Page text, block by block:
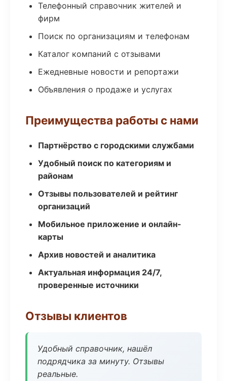
Телефонный справочник жителей и
фирм
Поиск по организациям и телефонам
Каталог компаний с отзывами
Ежедневные новости и репортажи
Объявления о продаже и услугах
Преимущества работы с нами
Партнёрство с городскими службами
Удобный поиск по категориям и
районам
Отзывы пользователей и рейтинг
организаций
Мобильное приложение и онлайн-
карты
Архив новостей и аналитика
Актуальная информация 24/7,
проверенные источники
Отзывы клиентов
Удобный справочник, нашёл
подрядчика за минуту. Отзывы
реальные.